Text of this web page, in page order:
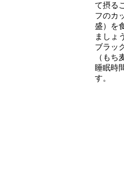
て摂る
フのカ
盛）を
ましょ
ブラッ
（も
睡眠時
す。